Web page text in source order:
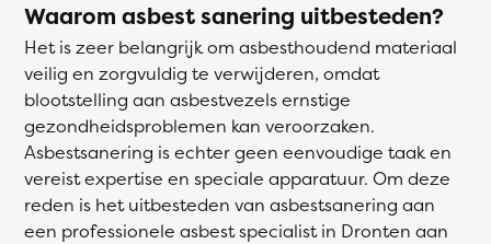
Waarom asbest sanering uitbesteden?
Het is zeer belangrijk om asbesthoudend materiaal
veilig en zorgvuldig te verwijderen, omdat
blootstelling aan asbestvezels ernstige
gezondheidsproblemen kan veroorzaken.
Asbestsanering is echter geen eenvoudige taak en
vereist expertise en speciale apparatuur. Om deze
reden is het uitbesteden van asbestsanering aan
een professionele asbest specialist in Dronten aan